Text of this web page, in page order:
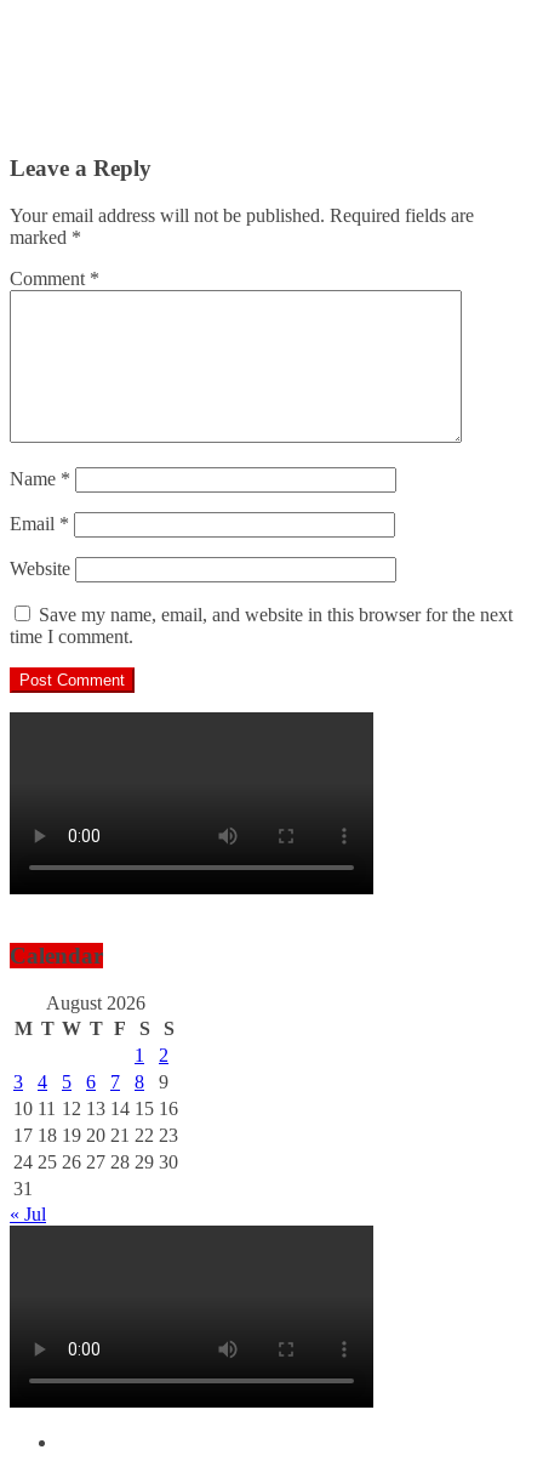
Leave a Reply
Your email address will not be published. Required fields are
marked *
Comment *
Name *
Email *
Website
Save my name, email, and website in this browser for the next
time I comment.
Calendar
August 2026
M T W T F S
S
1
2
3
4 5 6 7 8
9
10 11 12 13 14 15 16
17 18 19 20 21 22 23
24 25 26 27 28 29 30
31
« Jul